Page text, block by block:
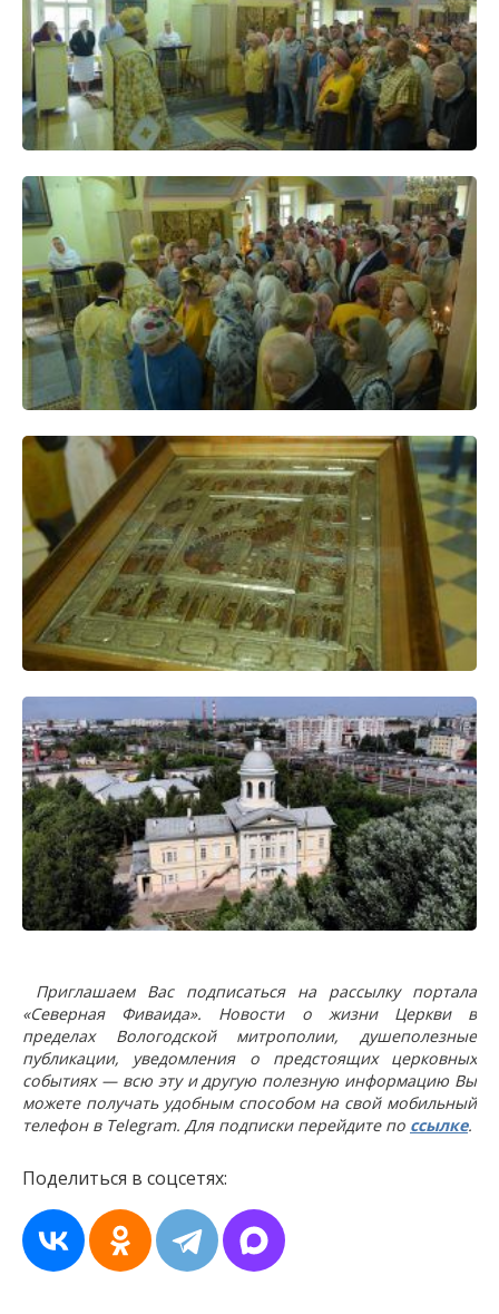
Приглашаем Вас подписаться на рассылку портала
«Северная Фиваида». Новости о жизни Церкви в
пределах Вологодской митрополии, душеполезные
публикации, уведомления о предстоящих церковных
событиях — всю эту и другую полезную информацию Вы
можете получать удобным способом на свой мобильный
телефон в Telegram. Для подписки перейдите по ссылке.
Поделиться в соцсетях: